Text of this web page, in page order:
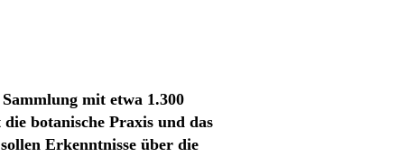
mit etwa 1.300
botanische Praxis und das
Erkenntnisse über die